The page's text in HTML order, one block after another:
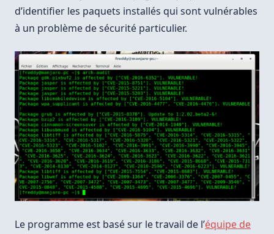
Archlinux
d’identifier les paquets installés qui sont vulnérables
à un problème de sécurité particulier.
Le programme est basé sur le travail de l’équipe de